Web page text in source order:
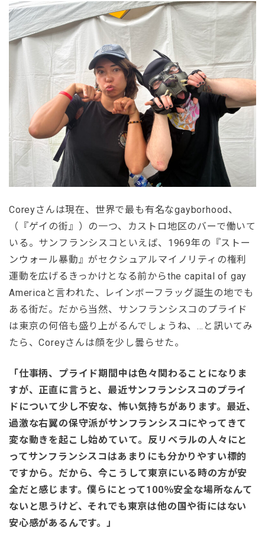
Coreyさんは現在、世界で最も有名なgayborhood、
（『ゲイの街』）の一つ、カストロ地区のバーで働いて
いる。サンフランシスコといえば、1969年の『ストー
ンウォール暴動』がセクシュアルマイノリティの権利
運動を広げるきっかけとなる前からthe capital of gay
Americaと言われた、レインボーフラッグ誕生の地でも
ある街だ。だから当然、サンフランシスコのプライド
は東京の何倍も盛り上がるんでしょうね、…と訊いてみ
たら、Coreyさんは顔を少し曇らせた。
「仕事柄、プライド期間中は色々関わることになりま
すが、正直に言うと、最近サンフランシスコのプライ
ドについて少し不安な、怖い気持ちがあります。最近、
過激な右翼の保守派がサンフランシスコにやってきて
変な動きを起こし始めていて。反リベラルの人々にと
ってサンフランシスコはあまりにも分かりやすい標的
ですから。だから、今こうして東京にいる時の方が安
全だと感じます。僕らにとって100％安全な場所なんて
ないと思うけど、それでも東京は他の国や街にはない
安心感があるんです。」